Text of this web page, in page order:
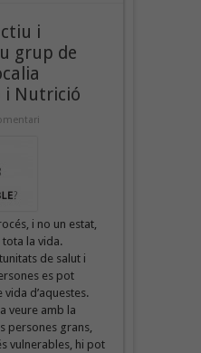
i
grup de
i Nutrició
i no un estat,
la vida.
de salut i
es pot
d’aquestes.
veure amb la
persones grans,
vulnerables, hi pot